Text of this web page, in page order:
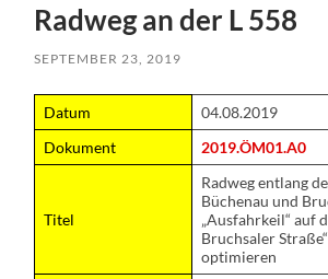
Radweg an der L 558
SEPTEMBER 23, 2019
Datum
04.08.2019
Dokument
2019.ÖM01.A0
Titel
Radweg entlang
Büchenau und
„Ausfahrkeil“ auf
Bruchsaler
optimieren